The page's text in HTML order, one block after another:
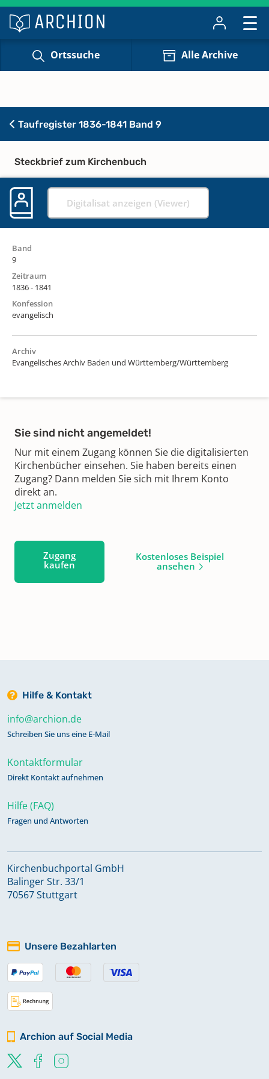
Ortssuche Alle Archive
Taufregister 1836-1841 Band 9
Steckbrief zum Kirchenbuch
Digitalisat anzeigen (Viewer)
Band
9
Zeitraum
1836 - 1841
Konfession
evangelisch
Archiv
Evangelisches Archiv Baden und Württemberg/Württemberg
Sie sind nicht angemeldet!
Nur mit einem Zugang können Sie die digitalisierten
Kirchenbücher einsehen. Sie haben bereits einen
Zugang? Dann melden Sie sich mit Ihrem Konto
direkt an.
Jetzt anmelden
Zugang
kaufen
Kostenloses Beispiel
ansehen
Hilfe & Kontakt
info@archion.de
Schreiben Sie uns eine E-Mail
Kontaktformular
Direkt Kontakt aufnehmen
Hilfe (FAQ)
Fragen und Antworten
Kirchenbuchportal GmbH
Balinger Str. 33/1
70567 Stuttgart
Unsere Bezahlarten
Archion auf Social Media